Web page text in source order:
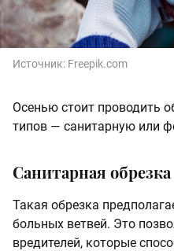
Источник: Freepik.com
Осенью стоит проводить
типов — санитарную или
Санитарная обрезка
Такая обрезка
больных ветвей. Это
вредителей, которые